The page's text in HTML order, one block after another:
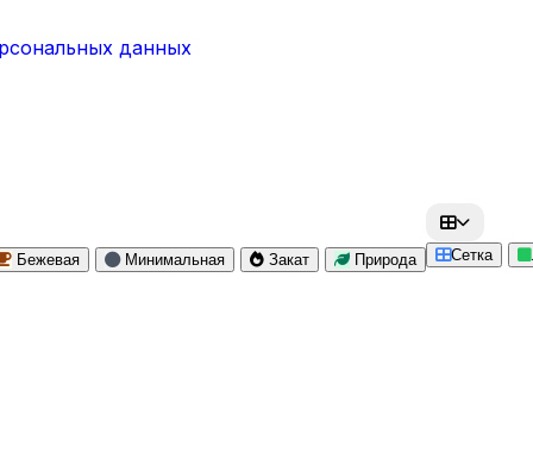
данных
Бежевая Минимальная Закат Природа Сетка